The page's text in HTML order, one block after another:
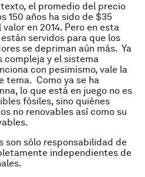
el promedio del precio
150 años ha sido de $35
en 2014. Pero en esta
servidos para que los
se depriman aún más. Ya
compleja y el sistema
con pesimismo, vale la
tema. Como ya se ha
lo que está en juego no es
fósiles, sino quiénes
no renovables así como su
son sólo responsabilidad de
independientes de